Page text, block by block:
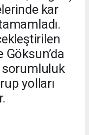
kar
sorumluluk
yolları